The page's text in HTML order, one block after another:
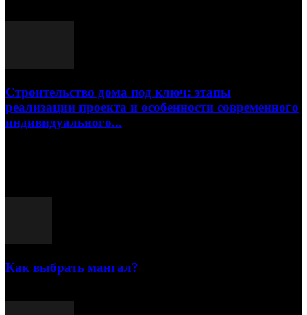
Строительство дома под ключ: этапы
реализации проекта и особенности современного
индивидуального...
Как выбрать мангал?